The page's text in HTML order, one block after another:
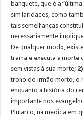
banquete, que é a “última
similaridades, como
tais semelhanças
necessariamente
De qualquer modo,
trama e executa a morte
sem vistas à sua morte;
trono do irmão morto, o
enquanto a história do
importante nos
Plutarco, na medida em